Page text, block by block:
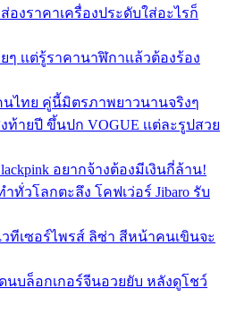
งราคาเครื่องประดับใส่อะไรก็
เเต่รู้ราคานาฬิกาเเล้วต้องร้อง
นไทย คู่นี้มิตรภาพยาวนานจริงๆ
ท้ายปี ขึ้นปก VOGUE เเต่ละรูปสวย
อยากจ้างต้องมีเงินกี่ล้าน!
ทั่วโลกตะลึง โคฟเว่อร์ Jibaro รับ
วทีเซอร์ไพรส์ ลิซ่า สีหน้าคนเขินจะ
นบล็อกเกอร์จีนอวยยับ หลังดูโชว์